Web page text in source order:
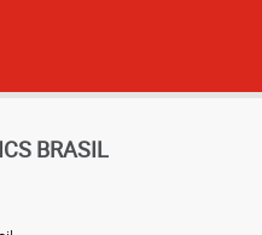
BRASIL